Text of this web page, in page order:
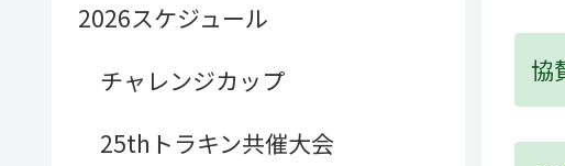
協
2026スケジュール
チャレンジカップ
25thトラキン共催大会